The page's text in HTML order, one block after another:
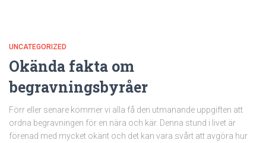
UNCATEGORIZED
Okända fakta om
begravningsbyråer
Förr eller senare kommer vi alla få den utmanande uppgiften att
ordna begravningen för en nära och kär. Denna stund i livet är
förenad med mycket okänt och det kan vara svårt att avgöra hur